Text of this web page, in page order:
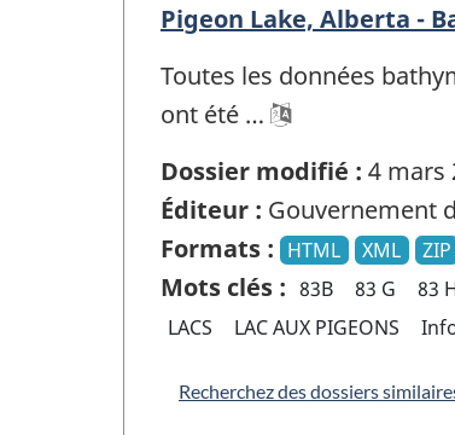
Pigeon Lake, Alberta -
Toutes les données
ont été …
Dossier modifié : 4 mars
Éditeur : Gouvernement
Formats : HTML XML ZIP
Mots clés : 83B 83 G 83
LACS
LAC AUX PIGEONS
Recherchez des dossiers